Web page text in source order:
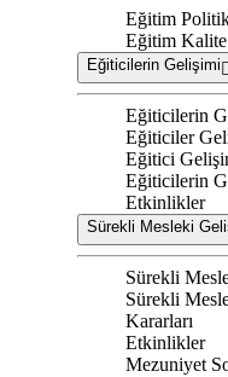
Eğitim
Eğitim
Eğiticilerin Gelişimi
Eğiticilerin
Eğiticiler
Eğitici
Eğiticilerin
Etkinlikler
Sürekli Mesleki
Sürekli
Sürekli
Kararları
Etkinlikler
Mezuniyet